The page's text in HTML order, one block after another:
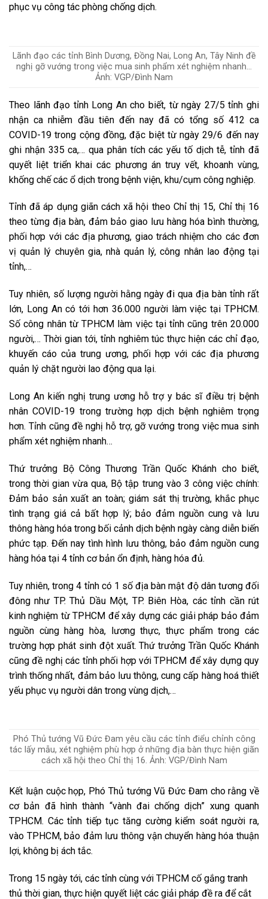
phục vụ công tác phòng chống dịch.
Lãnh đạo các tỉnh Bình Dương, Đồng Nai, Long An, Tây Ninh đề
nghị gỡ vướng trong việc mua sinh phẩm xét nghiệm nhanh…
Ảnh: VGP/Đình Nam
Theo lãnh đạo tỉnh Long An cho biết, từ ngày 27/5 tỉnh ghi
nhận ca nhiễm đầu tiên đến nay đã có tổng số 412 ca
COVID-19 trong cộng đồng, đặc biệt từ ngày 29/6 đến nay
ghi nhận 335 ca,… qua phân tích các yếu tố dịch tễ, tỉnh đã
quyết liệt triển khai các phương án truy vết, khoanh vùng,
khống chế các ổ dịch trong bệnh viện, khu/cụm công nghiệp.
Tỉnh đã áp dụng giãn cách xã hội theo Chỉ thị 15, Chỉ thị 16
theo từng địa bàn, đảm bảo giao lưu hàng hóa bình thường,
phối hợp với các địa phương, giao trách nhiệm cho các đơn
vị quản lý chuyên gia, nhà quản lý, công nhân lao động tại
tỉnh,…
Tuy nhiên, số lượng người hằng ngày đi qua địa bàn tỉnh rất
lớn, Long An có tới hơn 36.000 người làm việc tại TPHCM.
Số công nhân từ TPHCM làm việc tại tỉnh cũng trên 20.000
người,… Thời gian tới, tỉnh nghiêm túc thực hiện các chỉ đạo,
khuyến cáo của trung ương, phối hợp với các địa phương
quản lý chặt người lao động qua lại.
Long An kiến nghị trung ương hỗ trợ y bác sĩ điều trị bệnh
nhân COVID-19 trong trường hợp dịch bệnh nghiêm trọng
hơn. Tỉnh cũng đề nghị hỗ trợ, gỡ vướng trong việc mua sinh
phẩm xét nghiệm nhanh…
Thứ trưởng Bộ Công Thương Trần Quốc Khánh cho biết,
trong thời gian vừa qua, Bộ tập trung vào 3 công việc chính:
Đảm bảo sản xuất an toàn; giám sát thị trường, khắc phục
tình trạng giá cả bất hợp lý; bảo đảm nguồn cung và lưu
thông hàng hóa trong bối cảnh dịch bệnh ngày càng diễn biến
phức tạp. Đến nay tình hình lưu thông, bảo đảm nguồn cung
hàng hóa tại 4 tỉnh cơ bản ổn định, hàng hóa đủ.
Tuy nhiên, trong 4 tỉnh có 1 số địa bàn mật độ dân tương đối
đông như TP. Thủ Dầu Một, TP. Biên Hòa, các tỉnh cần rút
kinh nghiệm từ TPHCM để xây dựng các giải pháp bảo đảm
nguồn cùng hàng hòa, lương thực, thực phẩm trong các
trường hợp phát sinh đột xuất. Thứ trưởng Trần Quốc Khánh
cũng đề nghị các tỉnh phối hợp với TPHCM để xây dựng quy
trình thống nhất, đảm bảo lưu thông, cung cấp hàng hoá thiết
yếu phục vụ người dân trong vùng dịch,…
Phó Thủ tướng Vũ Đức Đam yêu cầu các tỉnh điểu chỉnh công
tác lấy mẫu, xét nghiệm phù hợp ở những địa bàn thực hiện giãn
cách xã hội theo Chỉ thị 16. Ảnh: VGP/Đình Nam
Kết luận cuộc họp, Phó Thủ tướng Vũ Đức Đam cho rằng về
cơ bản đã hình thành “vành đai chống dịch” xung quanh
TPHCM. Các tỉnh tiếp tục tăng cường kiểm soát người ra,
vào TPHCM, bảo đảm lưu thông vận chuyển hàng hóa thuận
lợi, không bị ách tắc.
Trong 15 ngày tới, các tỉnh cùng với TPHCM cố gắng tranh
thủ thời gian, thực hiện quyết liệt các giải pháp đề ra để cắt